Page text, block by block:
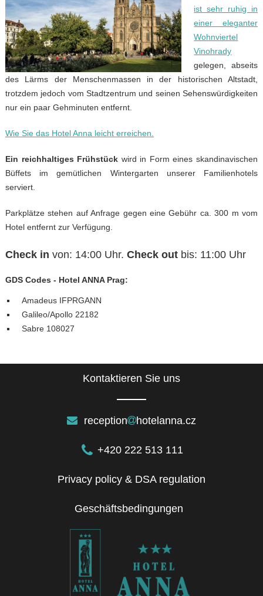
ist sehr ruhig in
einer eleganter
Wohnviertel
Vinohrady
gelegen, abseits
des Lärms der Menschenmassen in der historischen Altstadt,
trotzdem jedoch vom Stadtzentrum und seinen Sehenswürdigkeiten
nur ein paar Gehminuten entfernt.
Wie Sie das Hotel Anna leicht erreichen.
Ein reichhaltiges Frühstück wird in Form eines skandinavischen
Büffets im gemütlichen Wintergarten unserer Familienhotels
serviert.
Parkplätze stehen auf Anfrage gegen eine Gebühr ca. 300 m vom
Hotel entfernt zur Verfügung.
Check in von: 14:00 Uhr. Check outbis: 11:00 Uhr
GDS Codes - Hotel ANNA Prag:
Amadeus IFPRGANN
Galileo/Apollo 22182
Sabre 108027
Kontaktieren Sie uns
reception hotelanna.cz
+420 222 513 111
Privacy policy & DSA regulation
Geschäftsbedingungen